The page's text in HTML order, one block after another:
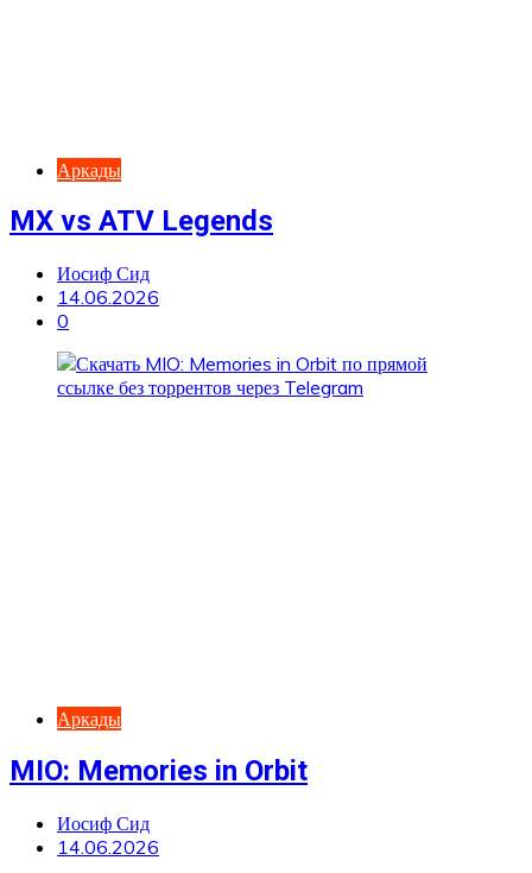
Аркады
MX vs ATV Legends
Иосиф Сид
14.06.2026
0
Аркады
MIO: Memories in Orbit
Иосиф Сид
14.06.2026